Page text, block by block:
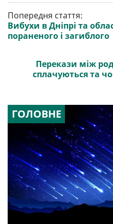
Попередня стаття:
Вибухи в Дніпрі та
пораненого і загиблого
Перекази між
сплачуються та
ГОЛОВНЕ